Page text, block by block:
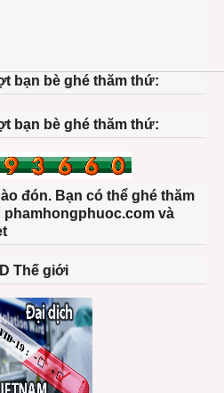
bạn bè ghé thăm thứ:
bạn bè ghé thăm thứ:
đón. Bạn có thể ghé thăm
phamhongphuoc.com và
Thế giới